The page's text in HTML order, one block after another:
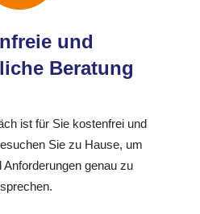
und
Beratung
ist für Sie kostenfrei und
Sie zu Hause, um
Anforderungen genau zu